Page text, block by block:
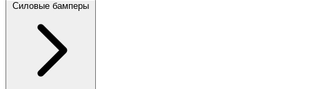
Силовые бамперы